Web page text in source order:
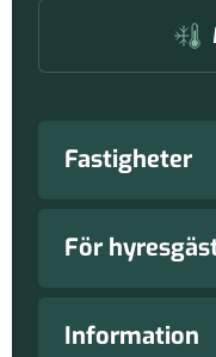
Fastigheter
Lediga lokaler
För
Vanliga frågor
Information